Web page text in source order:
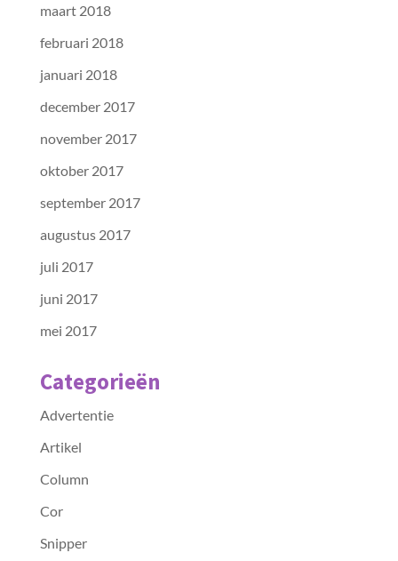
maart 2018
februari 2018
januari 2018
december 2017
november 2017
oktober 2017
september 2017
augustus 2017
juli 2017
juni 2017
mei 2017
Categorieën
Advertentie
Artikel
Column
Cor
Snipper